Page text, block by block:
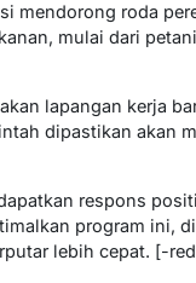
mendorong roda
mulai dari
lapangan kerja
dipastikan akan
respons
program ini,
lebih cepat. [-